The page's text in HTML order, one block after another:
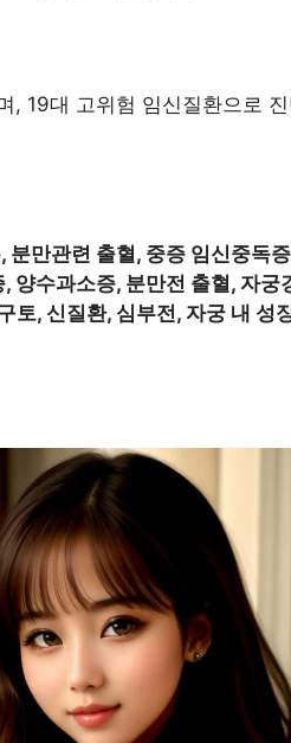
, 19대 고위험 임신질환으로
만관련 출혈, 중증 임신중독
양수과소증, 분만전 출혈, 자
토, 신질환, 심부전, 자궁 내 성